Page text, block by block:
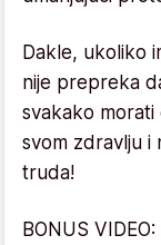
Dakle, ukoliko
nije prepreka
svakako
svom zdravlju i
truda!
BONUS VIDEO: